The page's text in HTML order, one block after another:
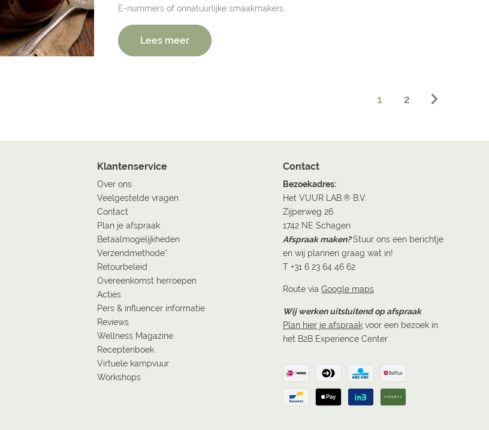
E-nummers of onnatuurlijke smaakmakers.
Lees meer
1 2
Klantenservice
Over ons
Veelgestelde vragen
Contact
Plan je afspraak
Betaalmogelijkheden
Verzendmethode*
Retourbeleid
Overeenkomst herroepen
Acties
Pers & influencer informatie
Reviews
Wellness Magazine
Receptenboek
Virtuele kampvuur
Workshops
Contact
Bezoekadres:
Het VUUR LAB.® B.V.
Zijperweg 26
1742 NE Schagen
Afspraak maken?Stuur ons een berichtje
en wij plannen graag wat in!
T +31 6 23 64 46 62
Route via Google maps
Wij werken uitsluitend op afspraak
Plan hier je afspraak voor een bezoek in
het B2B Experience Center.